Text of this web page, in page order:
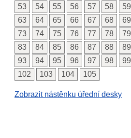
53
54 55 56 57 58 59
63
64 65 66 67 68 69
73
74 75 76 77 78 79
83
84 85 86 87 88 89
93
94 95 96 97 98 99
102
103 104 105
Zobrazit nástěnku úřední desky